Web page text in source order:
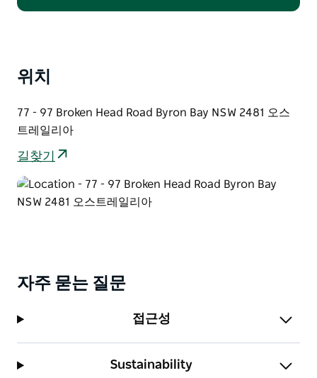
에만 적용되며 다른 할인 또는 프로모션과 중복 사
위치
77 - 97 Broken Head Road Byron Bay NSW 2481 오스
트레일리아
길찾기
자주 묻는 질문
접근성
Sustainability